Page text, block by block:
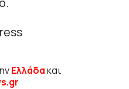
Ελλάδακαι